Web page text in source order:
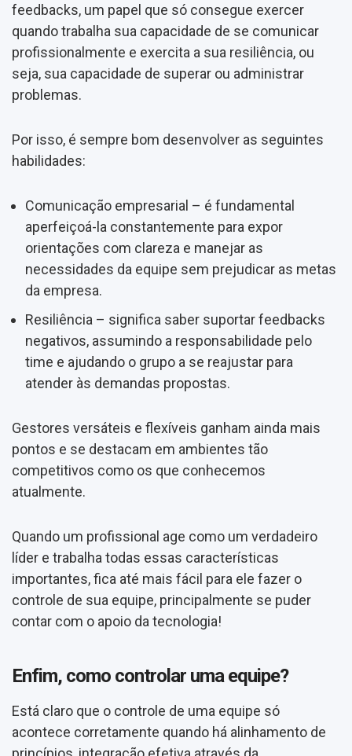
feedbacks, um papel que só consegue exercer
quando trabalha sua capacidade de se comunicar
profissionalmente e exercita a sua resiliência, ou
seja, sua capacidade de superar ou administrar
problemas.
Por isso, é sempre bom desenvolver as seguintes
habilidades:
Comunicação empresarial – é fundamental
aperfeiçoá-la constantemente para expor
orientações com clareza e manejar as
necessidades da equipe sem prejudicar as metas
da empresa.
Resiliência – significa saber suportar feedbacks
negativos, assumindo a responsabilidade pelo
time e ajudando o grupo a se reajustar para
atender às demandas propostas.
Gestores versáteis e flexíveis ganham ainda mais
pontos e se destacam em ambientes tão
competitivos como os que conhecemos
atualmente.
Quando um profissional age como um verdadeiro
líder e trabalha todas essas características
importantes, fica até mais fácil para ele fazer o
controle de sua equipe, principalmente se puder
contar com o apoio da tecnologia!
Enfim, como controlar uma equipe?
Está claro que o controle de uma equipe só
acontece corretamente quando há alinhamento de